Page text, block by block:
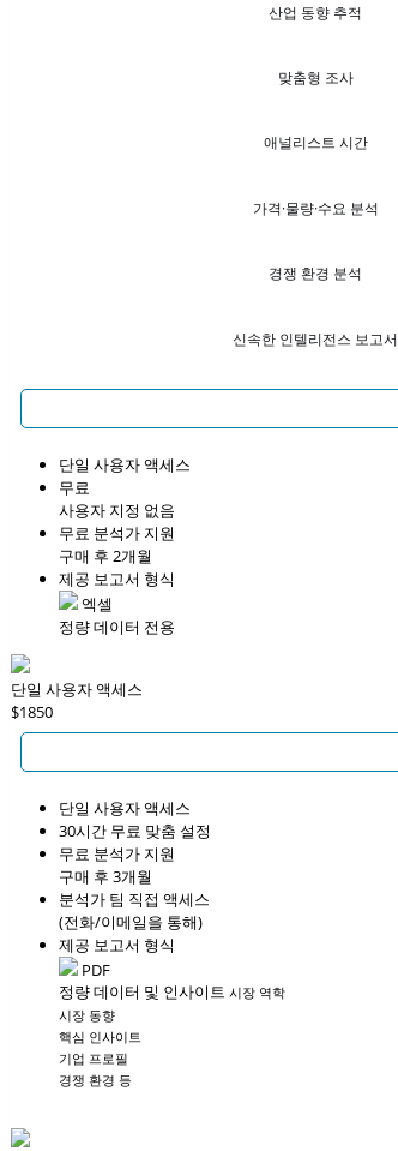
산업 동향 추적
맞춤형 조사
애널리스트 시간
가격·물량·수요 분석
경쟁 환경 분석
신속한 인텔리전스 보고서
단일 사용자 액세스
무료
사용자 지정 없음
무료 분석가 지원
구매 후 2개월
제공 보고서 형식
엑셀
정량 데이터 전용
단일 사용자 액세스
$1850
단일 사용자 액세스
30시간 무료 맞춤 설정
무료 분석가 지원
구매 후 3개월
분석가 팀 직접 액세스
(전화/이메일을 통해)
제공 보고서 형식
PDF
정량 데이터 및 인사이트 시장 역학
시장 동향
핵심 인사이트
기업 프로필
경쟁 환경 등